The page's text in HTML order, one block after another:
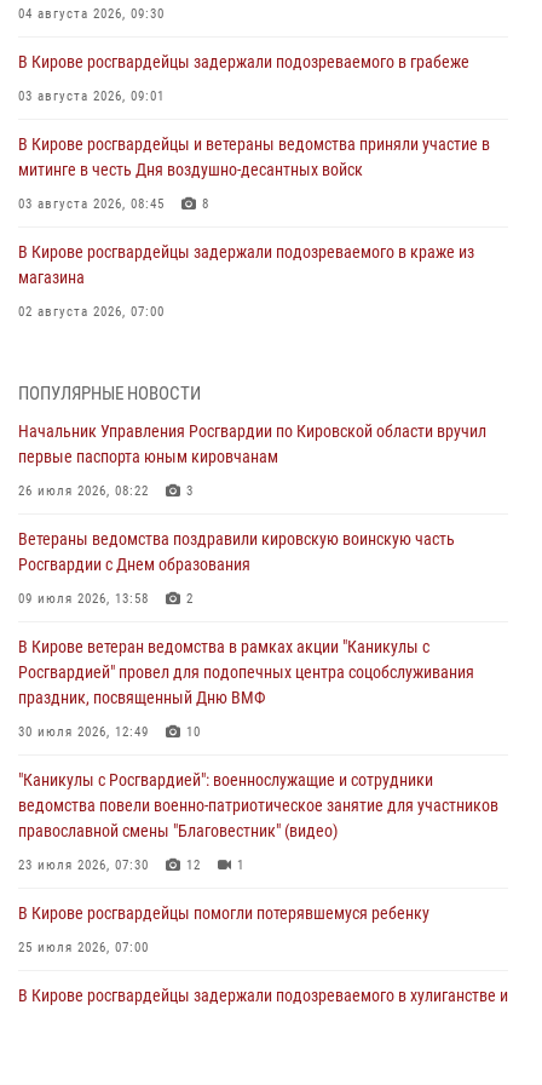
04 августа 2026, 09:30
В Кирове росгвардейцы задержали подозреваемого в грабеже
03 августа 2026, 09:01
В Кирове росгвардейцы и ветераны ведомства приняли участие в
митинге в честь Дня воздушно-десантных войск
03 августа 2026, 08:45 8
В Кирове росгвардейцы задержали подозреваемого в краже из
магазина
02 августа 2026, 07:00
Российской Федерации
В Росгвардии вспоминают российских воинов, погибших в Первой
мировой войне 1914-1918 годов
В Кирове офицер Росгвардии стал победителем открытого
шахматного турнира
Директор Росгвардии Герой России генерал армии Виктор Золотов
поздравил специалистов подразделений тыла с профессиональным
праздником
ПОПУЛЯРНЫЕ НОВОСТИ
Начальник Управления Росгвардии по Кировской области вручил
первые паспорта юным кировчанам
26 июля 2026, 08:22 3
Ветераны ведомства поздравили кировскую воинскую часть
Росгвардии с Днем образования
09 июля 2026, 13:58 2
В Кирове ветеран ведомства в рамках акции "Каникулы с
Росгвардией" провел для подопечных центра соцобслуживания
праздник, посвященный Дню ВМФ
30 июля 2026, 12:49 10
"Каникулы с Росгвардией": военнослужащие и сотрудники
ведомства повели военно-патриотическое занятие для участников
православной смены "Благовестник" (видео)
23 июля 2026, 07:30 12 1
В Кирове росгвардейцы помогли потерявшемуся ребенку
25 июля 2026, 07:00
В Кирове росгвардейцы задержали подозреваемого в хулиганстве и